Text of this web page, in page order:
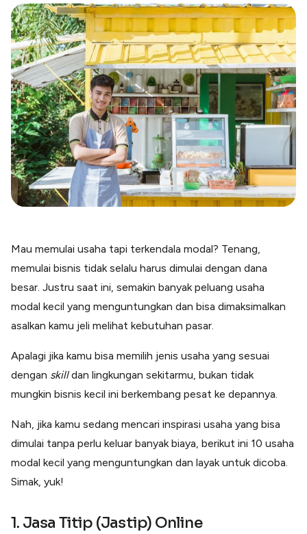
Paper XB
Bayar luar negeri pakai kartu kredit
Kartu Kredit Bisnis
Paper Card
Satu kartu untuk bisnis & personal
Paper Horizon
Kartu korporat expense terlengkap
Solusi Industri
Food & Beverages
Kelola Multi Outlet & Supplier
Health & Beauty
Lainnya
Open API
Software Akuntansi
Pencatatan Laporan Keuangan Gratis
Integrasi Accurate
Blog
Kumpulan tips dan informasi bisnis
Mau memulai usaha tapi terkendala modal? Tenang,
memulai bisnis tidak selalu harus dimulai dengan dana
besar. Justru saat ini, semakin banyak peluang usaha
modal kecil yang menguntungkan dan bisa dimaksimalkan
asalkan kamu jeli melihat kebutuhan pasar.
Apalagi jika kamu bisa memilih jenis usaha yang sesuai
dengan skilldan lingkungan sekitarmu, bukan tidak
mungkin bisnis kecil ini berkembang pesat ke depannya.
Nah, jika kamu sedang mencari inspirasi usaha yang bisa
dimulai tanpa perlu keluar banyak biaya, berikut ini 10 usaha
modal kecil yang menguntungkan dan layak untuk dicoba.
Simak, yuk!
1. Jasa Titip (Jastip) Online